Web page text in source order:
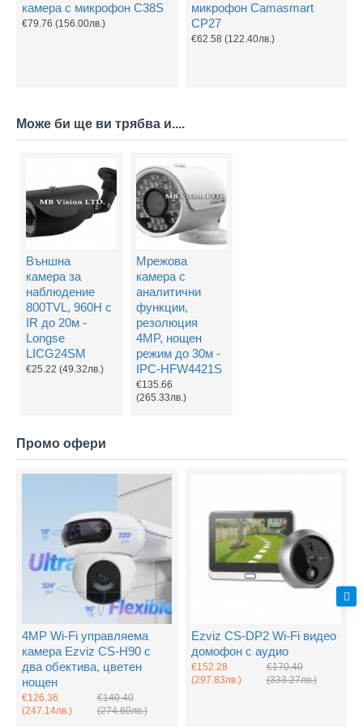
камера с микрофон C38S
€79.76 (156.00лв.)
микрофон Camasmart
CP27
€62.58 (122.40лв.)
Може би ще ви трябва и....
Външна
камера за
наблюдение
800TVL, 960H с
IR до 20м -
Longse
LICG24SM
€25.22 (49.32лв.)
Мрежова
камера с
аналитични
функции,
резолюция
4MP, нощен
режим до 30м -
IPC-HFW4421S
€135.66
(265.33лв.)
Промо офери
4MP Wi-Fi управляема
камера Ezviz CS-H90 с
два обектива, цветен
нощен
€126.36
(247.14лв.)
€140.40
(274.60лв.)
Ezviz CS-DP2 Wi-Fi видео
домофон с аудио
€152.28
(297.83лв.)
€170.40
(333.27лв.)